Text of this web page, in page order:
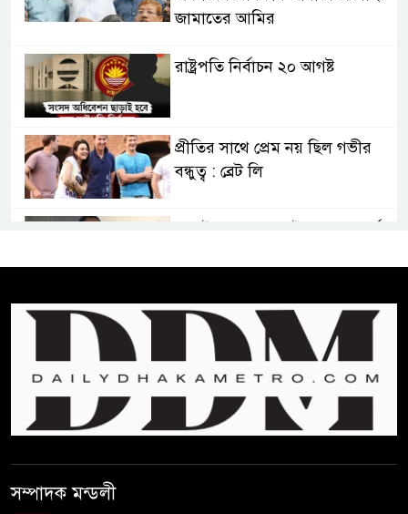
জামাতের আমির
রাষ্ট্রপতি নির্বাচন ২০ আগষ্ট
প্রীতির সাথে প্রেম নয় ছিল গভীর
বন্ধুত্ব : ব্রেট লি
জুলাই সনদ ও জুলাই যোদ্ধা সংবর্ধনা
আমরা যদি বলি জুলাই কার, তাহলে
তো জুলাই কারওই থাকবে না:
স্বরাষ্ট্রমন্ত্রী
ফ্যাসিবাদ মুক্ত দিবস ৫ আগস্ট
সম্পাদক মন্ডলী